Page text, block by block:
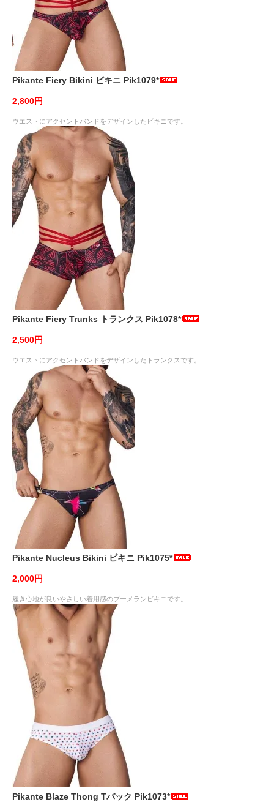
Pikante Fiery Bikini ビキニ Pik1079*
2,800円
ウエストにアクセントバンドをデザインしたビキニです。
Pikante Fiery Trunks トランクス Pik1078*
2,500円
ウエストにアクセントバンドをデザインしたトランクスです。
Pikante Nucleus Bikini ビキニ Pik1075*
2,000円
履き心地が良いやさしい着用感のブーメランビキニです。
Pikante Blaze Thong Tバック Pik1073*